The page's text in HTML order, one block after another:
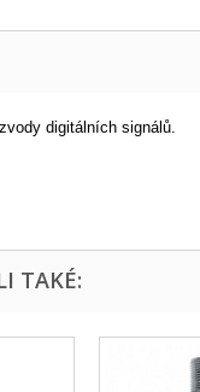
digitálních signálů.
TAKÉ: